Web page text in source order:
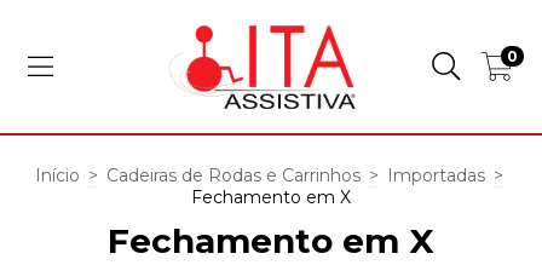
0
Início > Cadeiras de Rodas e Carrinhos > Importadas >
Fechamento em X
Fechamento em X